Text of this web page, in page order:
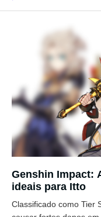
Genshin Impact:
ideais para Itto
Classificado como Tier